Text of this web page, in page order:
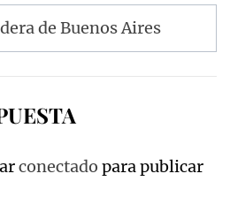
de Buenos Aires
conectado para publicar